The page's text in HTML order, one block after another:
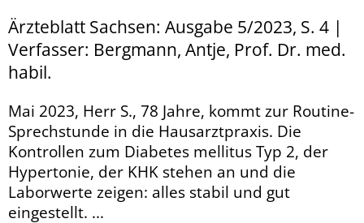
Ärzteblatt Sachsen: Ausgabe 5/2023, S. 4 |
Verfasser: Bergmann, Antje, Prof. Dr. med.
habil.
Mai 2023, Herr S., 78 Jahre, kommt zur Routine-
Sprechstunde in die Hausarztpraxis. Die
Kontrollen zum Diabetes mellitus Typ 2, der
Hypertonie, der KHK stehen an und die
Laborwerte zeigen: alles stabil und gut
eingestellt. ...